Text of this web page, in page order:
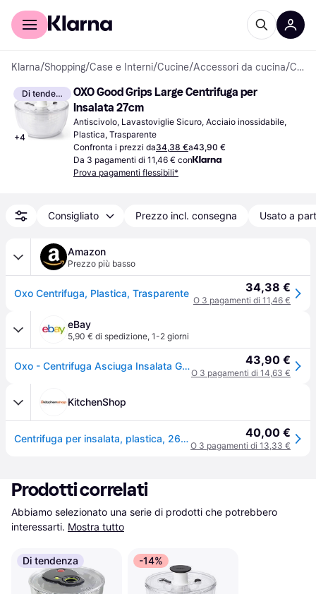
Per il tuo shopping
Klarna/Shopping/Case e Interni/Cucine/Accessori da cucina/ Centrifughe per Insalata
Di tendenza
+4
OXO Good Grips Large Centrifuga per
Insalata 27cm
Antiscivolo, Lavastoviglie Sicuro, Acciaio inossidabile,
Plastica, Trasparente
Confronta i prezzi da34,38 €a43,90 €
Da 3 pagamenti di 11,46 € con
Prova pagamenti flessibili*
Consigliato Prezzo incl. consegna Usato a
Amazon
Prezzo più basso
Oxo Centrifuga, Plastica, Trasparente 34,38 €
O 3 pagamenti di 11,46 €
eBay
5,90 € di spedizione, 1-2 giorni
Oxo - Centrifuga Asciuga Insalata Grande - Ø Cm 26,6 - 6,2 Litri - In Plastica 43,90 €
O 3 pagamenti di 14,63 €
KitchenShop
Centrifuga per insalata, plastica, 26,6 cm / 4,7 L, "Good Grips" - OXO 40,00 €
O 3 pagamenti di 13,33 €
Prodotti correlati
Abbiamo selezionato una serie di prodotti che potrebbero
interessarti. Mostra tutto
Di tendenza -14%